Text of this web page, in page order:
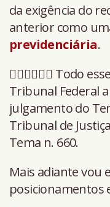
da exigência do
anterior como
previdenciária.
👩🏻‍⚖️👨🏻‍⚖️ Todo
Tribunal Federal
julgamento do
Tribunal de
Tema n. 660.
Mais adiante vou
posicionamentos